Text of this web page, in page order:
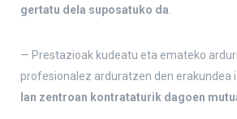
gertatu dela suposatuko da
— Prestazioak kudeatu eta emateko
profesionalez arduratzen den erakundea
lan zentroan kontrataturik dagoen